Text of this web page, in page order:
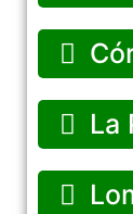
La